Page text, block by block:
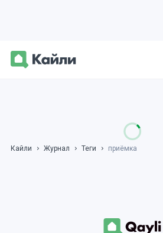
Кайли Журнал Теги приёмка